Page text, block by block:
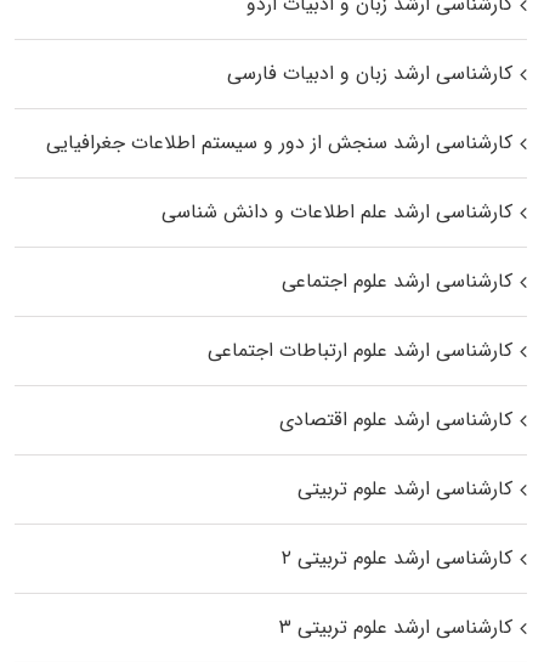
کارشناسی ارشد زبان و ادبیات فارسی
کارشناسی ارشد سنجش از دور و سیستم اطلاعات جغرافیایی
کارشناسی ارشد علم اطلاعات و دانش شناسی
کارشناسی ارشد علوم اجتماعی
کارشناسی ارشد علوم ارتباطات اجتماعی
کارشناسی ارشد علوم اقتصادی
کارشناسی ارشد علوم تربیتی
کارشناسی ارشد علوم تربیتی ۲
کارشناسی ارشد علوم تربیتی ۳